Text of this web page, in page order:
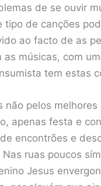
de se ouvir
tipo de canções
ao facto de as
músicas, com
tem estas
pelos
apenas festa e
encontrões e
ruas poucos
Jesus